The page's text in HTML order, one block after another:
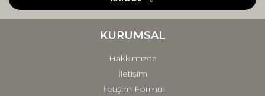
Ürün fiyatı diğer sitelerden daha pahalı.
KURUMSAL
Hakkımızda
İletişim
İletişim Formu